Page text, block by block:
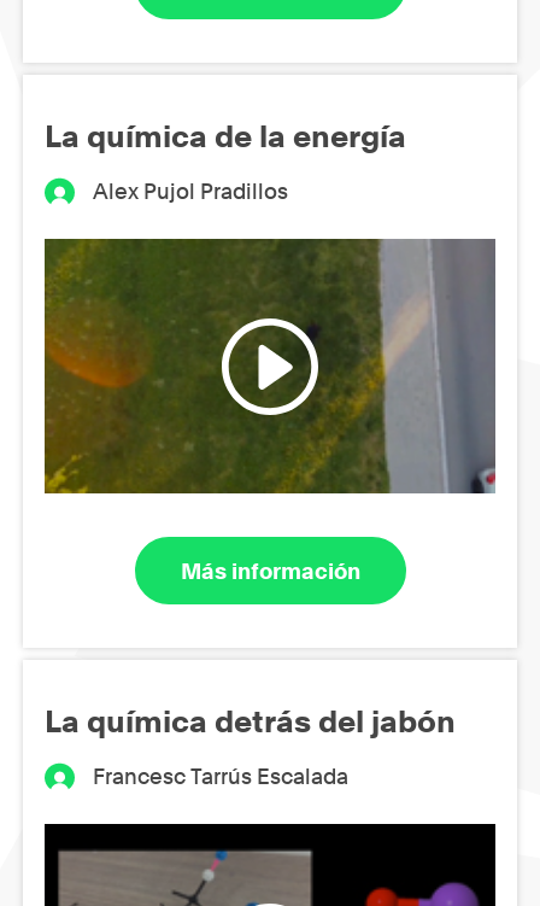
La química de la energía
Alex Pujol Pradillos
Más información
La química detrás del jabón
Francesc Tarrús Escalada